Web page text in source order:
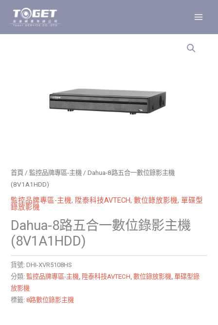
主
首頁 / 監控品牌專區-主機 / Dahua-8路五合一數位錄影主機
(8V1A1HDD)
監控品牌專區-主機, 陞泰科技AVTECH,數位錄放影機,單碟型
錄放影機
Dahua-8路五合一數位錄影主機
(8V1A1HDD)
貨號:DHI-XVR5108HS
分類: 監控品牌專區-主機 陞泰科技AVTECH ,數位錄放影機 單碟型錄
放影機
標籤:8路數位錄影主機